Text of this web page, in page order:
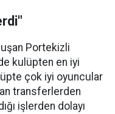
Portekizli
kulüpten en iyi
çok iyi oyuncular
transferlerden
işlerden dolayı